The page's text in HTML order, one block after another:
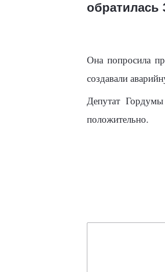
Она попросила
создавали
Депутат
положительно.